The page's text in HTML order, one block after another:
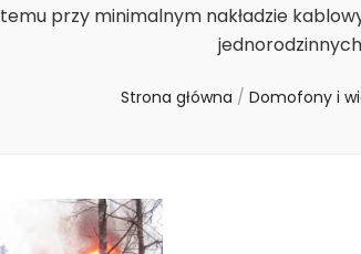
przy minimalnym nakładzie
Strona główna / Domofony i